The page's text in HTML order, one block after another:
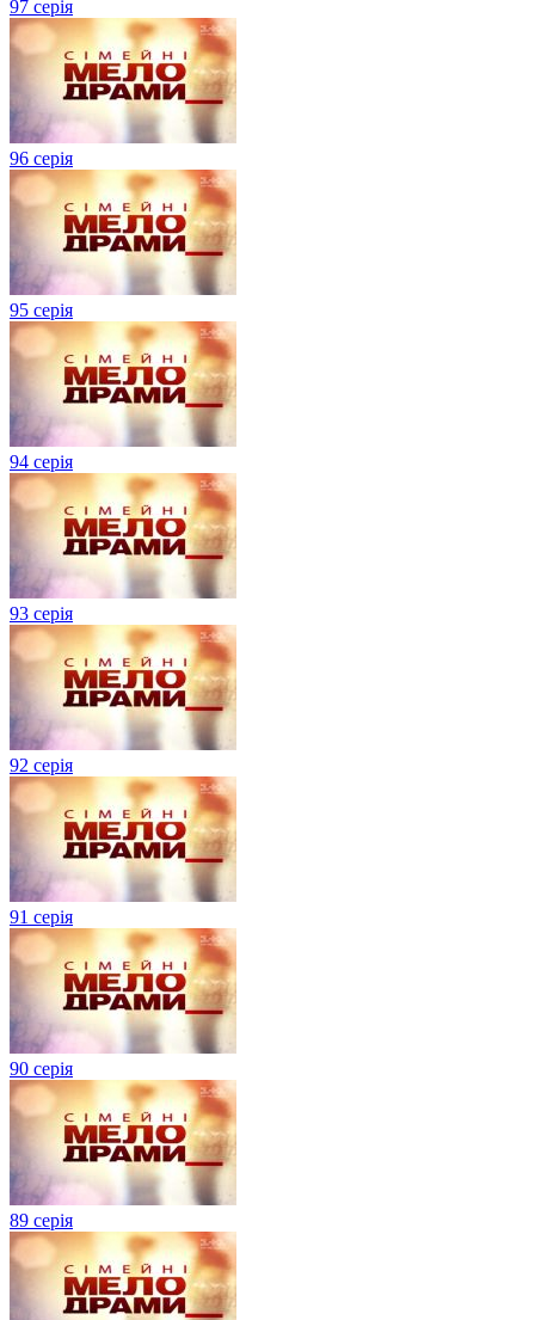
97 серія
96 серія
95 серія
94 серія
93 серія
92 серія
91 серія
90 серія
89 серія